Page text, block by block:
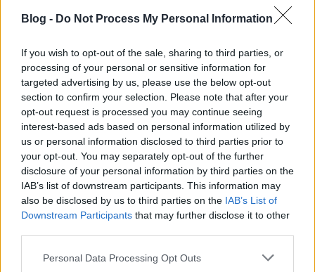
Blog - Do Not Process My Personal Information
If you wish to opt-out of the sale, sharing to third parties, or
processing of your personal or sensitive information for
targeted advertising by us, please use the below opt-out
section to confirm your selection. Please note that after your
opt-out request is processed you may continue seeing
interest-based ads based on personal information utilized by
us or personal information disclosed to third parties prior to
your opt-out. You may separately opt-out of the further
disclosure of your personal information by third parties on the
IAB’s list of downstream participants. This information may
also be disclosed by us to third parties on the IAB’s List of
Downstream Participants that may further disclose it to other
Please note that this website/app uses one or more Google
Personal Data Processing Opt Outs
Édesapám almás-túrósa
Havasilive•2014. május 24.
Édesapám fantasztikusan főz. Minden hozzávalót
gondosan előkészít, szinte meditatív módon tisztít és
aprít, minden csepp szeretetét és ...
Aglio e Olio a’la Tonycaviar
TonyCaviar • 2011. augusztus 17.